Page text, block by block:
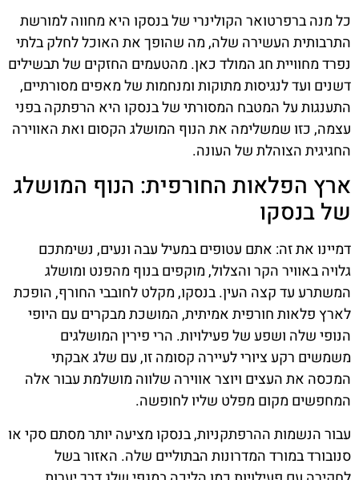
כל מנה ברפרטואר הקולינרי של בנסקו היא מחווה למורשת
התרבותית העשירה שלה, מה שהופך את האוכל לחלק בלתי
נפרד מחוויית חג המולד כאן. מהטעמים החזקים של תבשילים
דשנים ועד לנגיסות מתוקות ומנחמות של מאפים מסורתיים,
התענגות על המטבח המסורתי של בנסקו היא הרפתקה בפני
עצמה, כזו שמשלימה את הנוף המושלג הקסום ואת האווירה
החגיגית הצוהלת של העונה.
ארץ הפלאות החורפית: הנוף המושלג
של בנסקו
דמיינו את זה: אתם עטופים במעיל עבה ונעים, נשימתכם
גלויה באוויר הקר והצלול, מוקפים בנוף מהפנט ומושלג
המשתרע עד קצה העין. בנסקו, מקלט לחובבי החורף, הופכת
לארץ פלאות חורפית אמיתית, המושכת מבקרים עם היופי
הנופי שלה ושפע של פעילויות. הרי פירין המושלגים
משמשים רקע ציורי לעיירה קסומה זו, עם שלג אבקתי
המכסה את העצים ויוצר אווירה שלווה מושלמת עבור אלה
המחפשים מקום מפלט שליו לחופשה.
עבור הנשמות ההרפתקניות, בנסקו מציעה יותר מסתם סקי או
סנובורד במורד המדרונות הבתוליים שלה. האזור בשל